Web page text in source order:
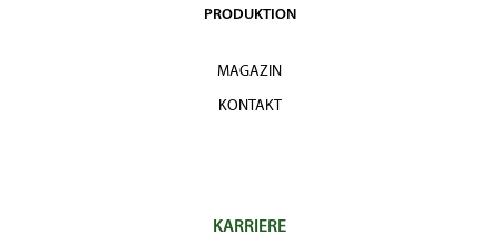
PRODUKTION
MAGAZIN
KONTAKT
KARRIERE